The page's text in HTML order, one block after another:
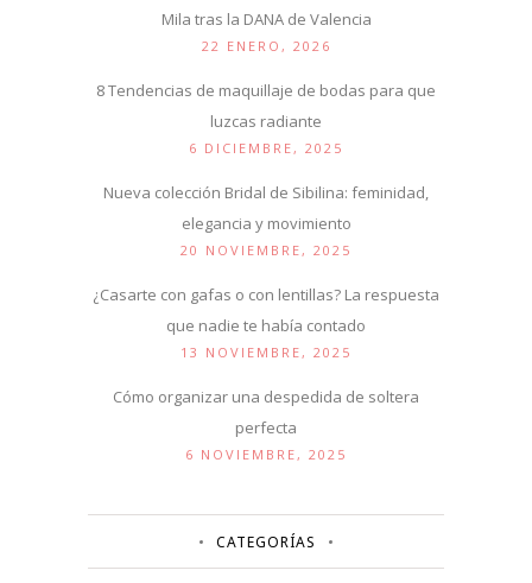
Mila tras la DANA de Valencia
22 ENERO, 2026
8 Tendencias de maquillaje de bodas para que
luzcas radiante
6 DICIEMBRE, 2025
Nueva colección Bridal de Sibilina: feminidad,
elegancia y movimiento
20 NOVIEMBRE, 2025
¿Casarte con gafas o con lentillas? La respuesta
que nadie te había contado
13 NOVIEMBRE, 2025
Cómo organizar una despedida de soltera
perfecta
6 NOVIEMBRE, 2025
CATEGORÍAS